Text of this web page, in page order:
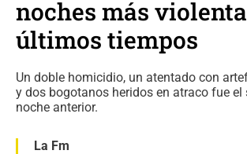
noches más
últimos tiempos
Un doble homicidio, un atentado con
y dos bogotanos heridos en atraco fue el
noche anterior.
La Fm